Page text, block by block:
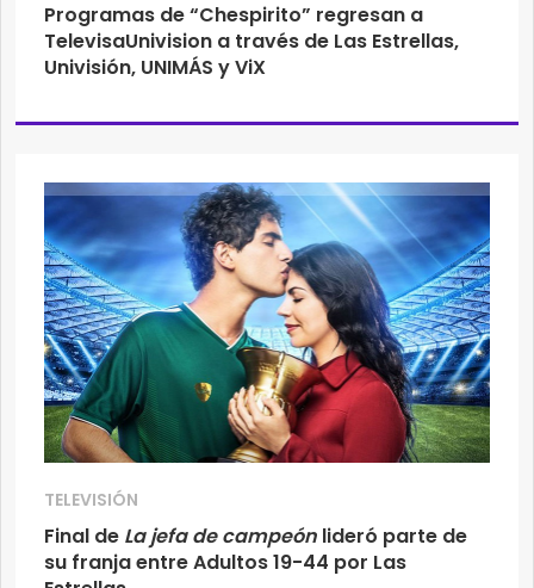
Programas de “Chespirito” regresan a
TelevisaUnivision a través de Las Estrellas,
Univisión, UNIMÁS y ViX
TELEVISIÓN
Final de La jefa de campeón lideró parte de
su franja entre Adultos 19-44 por Las